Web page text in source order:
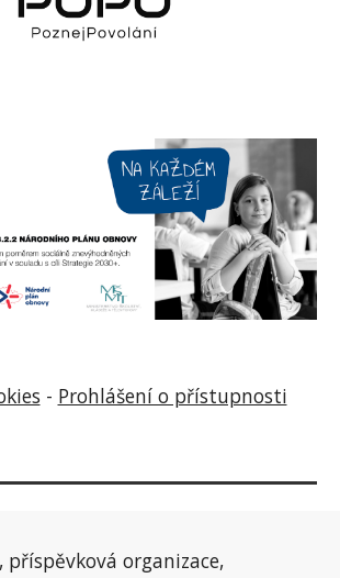
- Prohlášení o přístupnosti
příspěvková organizace,